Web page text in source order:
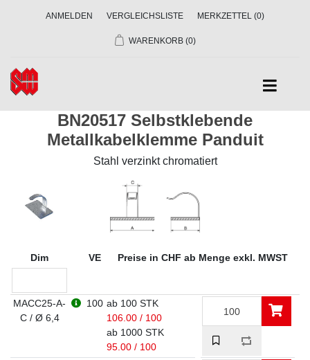
ANMELDEN VERGLEICHSLISTE MERKZETTEL (0)
WARENKORB (0)
BN20517 Selbstklebende
Metallkabelklemme Panduit
Stahl verzinkt chromatiert
Dim VE Preise in CHF ab Menge exkl. MWST
MACC25-A-
C / Ø 6,4
100 ab 100 STK
106.00 / 100
ab 1000 STK
95.00 / 100